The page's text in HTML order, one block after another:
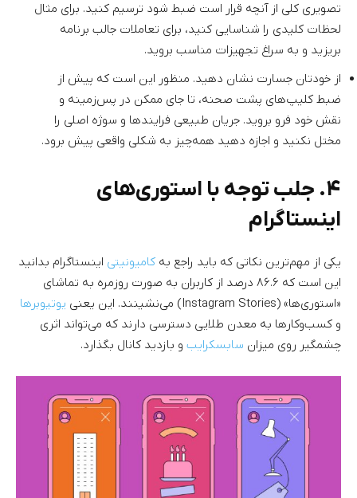
تصویری کلی از آنچه قرار است ضبط شود ترسیم کنید. برای مثال
لحظات کلیدی را شناسایی کنید، برای تعاملات جالب برنامه
بریزید و به سراغ تجهیزات مناسب بروید.
از خودتان جسارت نشان دهید. منظور این است که پیش از
ضبط کلیپ‌های پشت صحنه، تا جای ممکن در پس‌زمینه و
نقش خود فرو بروید. جریان طبیعی فرایند‌ها و سوژه‌ اصلی را
مختل نکنید و اجازه دهید همه‌چیز به شکلی واقعی پیش برود.
۴. جلب توجه با استوری‌های
اینستاگرام
یکی از مهم‌ترین نکاتی که باید راجع به کامیونیتی اینستاگرام بدانید
این است که ۸۶.۶ درصد از کاربران به صورت روزمره به تماشای
«استوری‌ها» (Instagram Stories) می‌نشینند. این یعنی
یوتیوبرها
و کسب‌وکارها به معدن طلایی دسترسی دارند که می‌تواند اثری
چشمگیر روی میزان سابسکرایب و بازدید کانال بگذارد.